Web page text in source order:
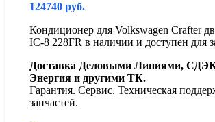
124740 руб.
Кондиционер для Volkswagen Crafter
IC-8 228FR в наличии и доступен для
Доставка Деловыми Линиями,
Энергия и другими ТК.
Гарантия. Сервис. Техническая
запчастей.